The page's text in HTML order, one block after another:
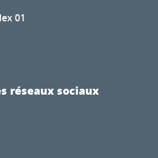
01
réseaux sociaux